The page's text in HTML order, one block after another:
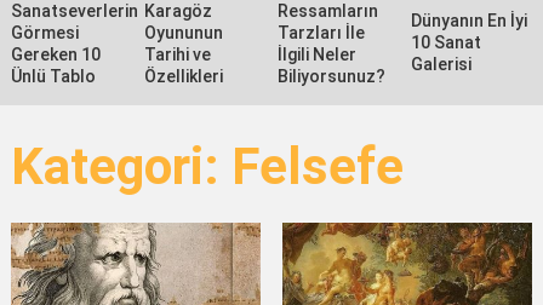
Sanatseverlerin
Görmesi
Gereken 10
Ünlü Tablo
Karagöz
Oyununun
Tarihi ve
Özellikleri
Ressamların
Tarzları İle
İlgili Neler
Biliyorsunuz?
Dünyanın En İyi
10 Sanat
Galerisi
Kategori: Felsefe